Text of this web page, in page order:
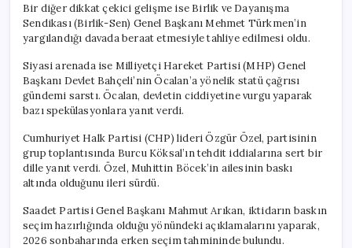
Bir diğer dikkat çekici gelişme ise Birlik ve Dayanışma
Sendikası (Birlik-Sen) Genel Başkanı Mehmet Türkmen’in
yargılandığı davada beraat etmesiyle tahliye edilmesi oldu.
Siyasi arenada ise Milliyetçi Hareket Partisi (MHP) Genel
Başkanı Devlet Bahçeli’nin Öcalan’a yönelik statü çağrısı
gündemi sarstı. Öcalan, devletin ciddiyetine vurgu yaparak
bazı spekülasyonlara yanıt verdi.
Cumhuriyet Halk Partisi (CHP) lideri Özgür Özel, partisinin
grup toplantısında Burcu Köksal’ın tehdit iddialarına sert bir
dille yanıt verdi. Özel, Muhittin Böcek’in ailesinin baskı
altında olduğunu ileri sürdü.
Saadet Partisi Genel Başkanı Mahmut Arıkan, iktidarın baskın
seçim hazırlığında olduğu yönündeki açıklamalarını yaparak,
2026 sonbaharında erken seçim tahmininde bulundu.